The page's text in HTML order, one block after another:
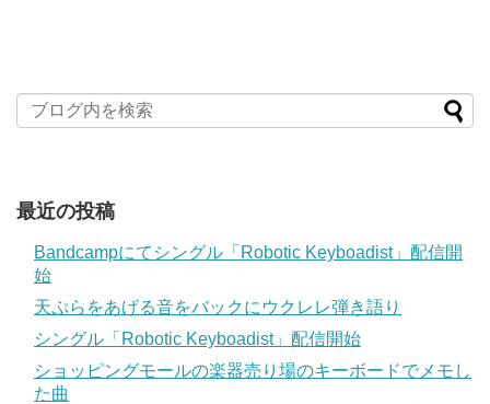
最近の投稿
Bandcampにてシングル「Robotic Keyboadist」配信開
始
天ぷらをあげる音をバックにウクレレ弾き語り
シングル「Robotic Keyboadist」配信開始
ショッピングモールの楽器売り場のキーボードでメモし
た曲